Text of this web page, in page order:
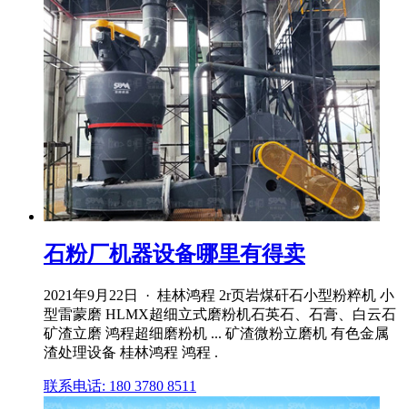
石粉厂机器设备哪里有得卖
2021年9月22日 · 桂林鸿程 2r页岩煤矸石小型粉粹机 小
型雷蒙磨 HLMX超细立式磨粉机石英石、石膏、白云石
矿渣立磨 鸿程超细磨粉机 ... 矿渣微粉立磨机 有色金属
渣处理设备 桂林鸿程 鸿程 .
联系电话: 180 3780 8511